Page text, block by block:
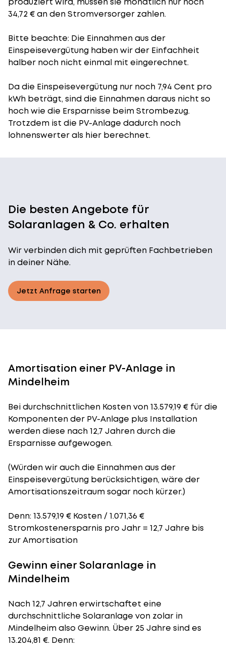
34,72 € an den Stromversorger zahlen.
Bitte beachte: Die Einnahmen aus der
Einspeisevergütung haben wir der Einfachheit
halber noch nicht einmal mit eingerechnet.
Da die Einspeisevergütung nur noch 7,94 Cent pro
kWh beträgt, sind die Einnahmen daraus nicht so
hoch wie die Ersparnisse beim Strombezug.
Trotzdem ist die PV-Anlage dadurch noch
lohnenswerter als hier berechnet.
Die besten Angebote für
Solaranlagen & Co. erhalten
Wir verbinden dich mit geprüften Fachbetrieben
in deiner Nähe.
Jetzt Anfrage starten
Amortisation einer PV-Anlage in
Mindelheim
Bei durchschnittlichen Kostenvon 13.579,19 € für die
Komponenten der PV-Anlage plus Installation
werden diese nach 12,7 Jahren durch die
Ersparnisse aufgewogen.
(Würden wir auch die Einnahmen aus der
Einspeisevergütung berücksichtigen, wäre der
Amortisationszeitraumsogar noch kürzer.)
Denn: 13.579,19 € Kosten / 1.071,36 €
Stromkostenersparnis pro Jahr = 12,7 Jahre bis
zur Amortisation
Gewinn einer Solaranlage in
Mindelheim
Nach 12,7 Jahren erwirtschaftet eine
durchschnittliche Solaranlage von zolar in
Mindelheim also Gewinn. Über 25 Jahre sind es
13.204,81 €. Denn: